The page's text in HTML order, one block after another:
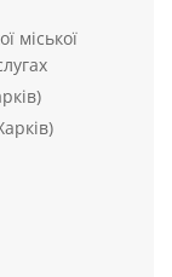
міської